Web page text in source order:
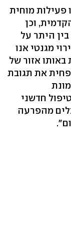
פעילות מוחית
וכן
היתר על
מגנטי אנו
אזור של
את תגובת
חדשני
מהפרעה